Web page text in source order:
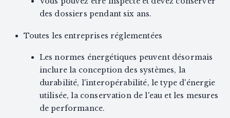
des dossiers pendant six ans.
Toutes les entreprises réglementées
Les normes énergétiques peuvent désormais
inclure la conception des systèmes, la
durabilité, l'interopérabilité, le type d'énergie
utilisée, la conservation de l'eau et les mesures
de performance.